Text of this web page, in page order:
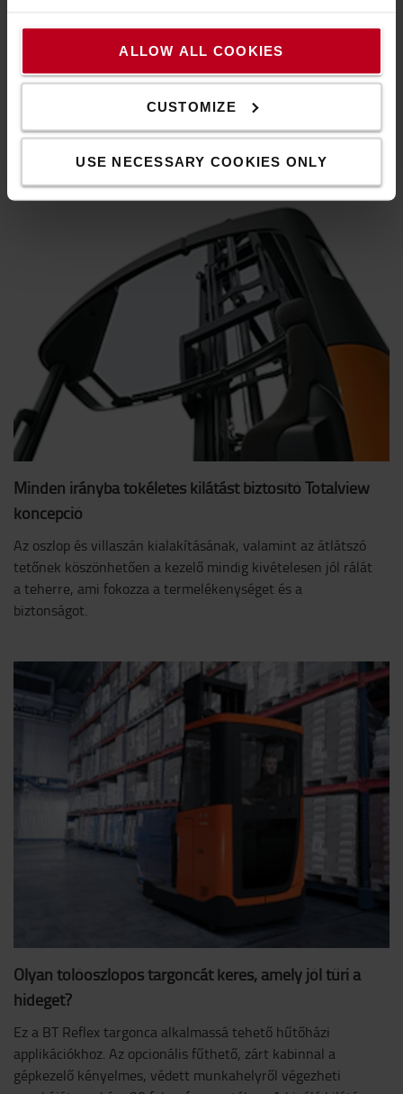
ALLOW ALL COOKIES
CUSTOMIZE
USE NECESSARY COOKIES ONLY
Egyedülálló dönthető fülke, amely minimalizálja a nyak
megterhelését, és lehetővé teszi a villa gyors és pontos
Minden irányba tökéletes kilátást biztosító Totalview
koncepció
Az oszlop és villaszán kialakításának, valamint az átlátszó
tetőnek köszönhetően a kezelő mindig kivételesen jól rálát
a teherre, ami fokozza a termelékenységet és a
biztonságot.
Olyan tolóoszlopos targoncát keres, amely jól tűri a
hideget?
Ez a BT Reflex targonca alkalmassá tehető hűtőházi
applikációkhoz. Az opcionális fűthető, zárt kabinnal a
gépkezelő kényelmes, védett munkahelyről végezheti